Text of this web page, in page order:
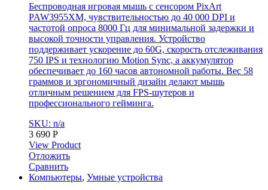
Беспроводная игровая мышь с сенсором PixArt
PAW3955XM, чувствительностью до 40 000 DPI и
частотой опроса 8000 Гц для минимальной задержки и
высокой точности управления. Устройство
поддерживает ускорение до 60G, скорость отслеживания
750 IPS и технологию Motion Sync, а аккумулятор
обеспечивает до 160 часов автономной работы. Вес 58
граммов и эргономичный дизайн делают мышь
отличным решением для FPS-шутеров и
профессионального гейминга.
SKU: n/a
3 690 Р
View Product
Отложить
Сравнить
Компьютеры, Умные устройства